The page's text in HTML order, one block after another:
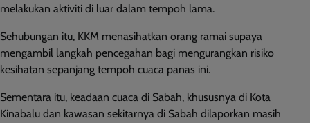
melakukan aktiviti di luar dalam tempoh lama.
Sehubungan itu, KKM menasihatkan orang ramai supaya
mengambil langkah pencegahan bagi mengurangkan risiko
kesihatan sepanjang tempoh cuaca panas ini.
Sementara itu, keadaan cuaca di Sabah, khususnya di Kota
Kinabalu dan kawasan sekitarnya di Sabah dilaporkan masih